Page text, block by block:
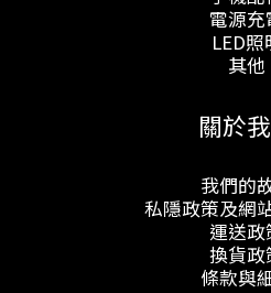
電源充
LED照
其他
關於
我們的
私隱政策及網
運送政
換貨政
條款與